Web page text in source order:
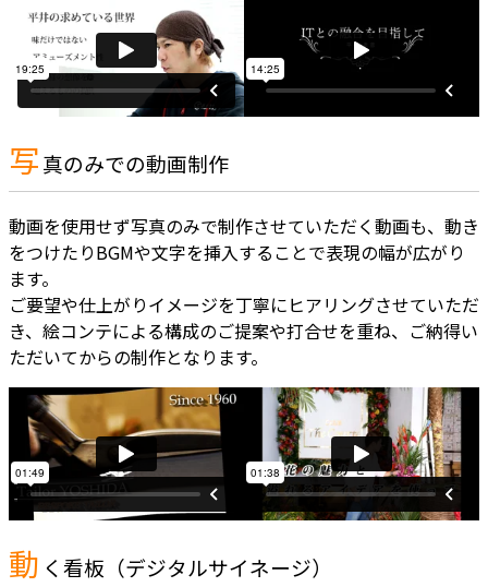
写真のみでの動画制作
動画を使用せず写真のみで制作させていただく動画も、動き
をつけたりBGMや文字を挿入することで表現の幅が広がり
ます。
ご要望や仕上がりイメージを丁寧にヒアリングさせていただ
き、絵コンテによる構成のご提案や打合せを重ね、ご納得い
ただいてからの制作となります。
動 く看板（デジタルサイネージ）